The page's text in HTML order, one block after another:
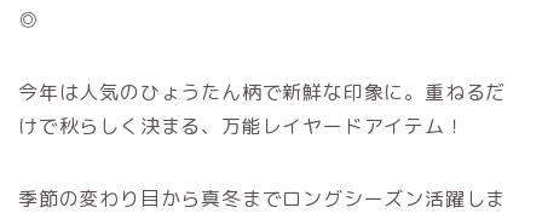
◎
今年は人気のひょうたん柄で新鮮な印象に。重ねるだ
けで秋らしく決まる、万能レイヤードアイテム！
季節の変わり目から真冬までロングシーズン活躍しま